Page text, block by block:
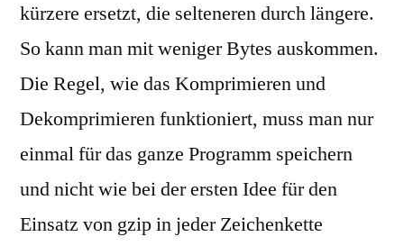
kürzere ersetzt, die selteneren durch längere.
So kann man mit weniger Bytes auskommen.
Die Regel, wie das Komprimieren und
Dekomprimieren funktioniert, muss man nur
einmal für das ganze Programm speichern
und nicht wie bei der ersten Idee für den
Einsatz von gzip in jeder Zeichenkette